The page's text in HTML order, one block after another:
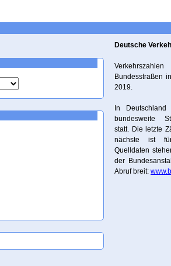
Deutsche
Bundesstraßen
2019.
In
bundesweite
statt. Die letzte
nächste ist
Quelldaten
der
Abruf breit: